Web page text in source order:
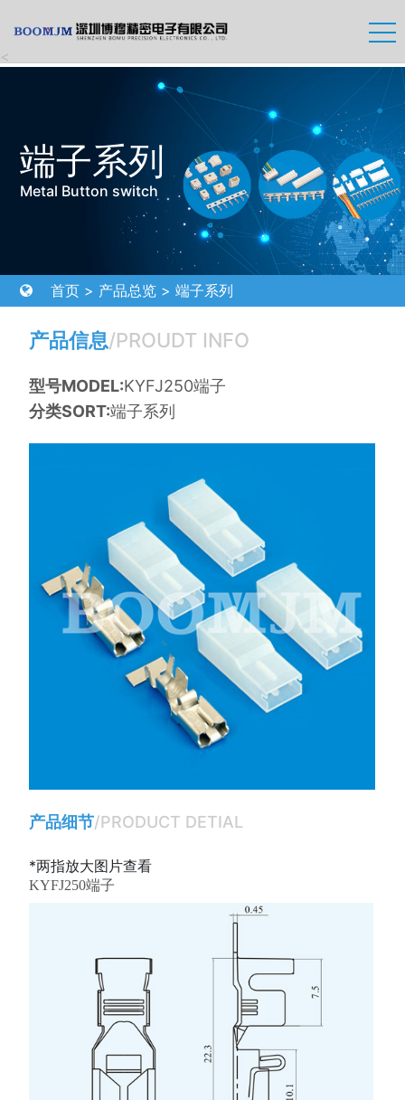
<
端子系列
Metal Button switch
首页 > 产品总览 >端子系列
产品信息/PROUDT INFO
型号MODEL:KYFJ250端子
分类SORT:端子系列
产品细节/PRODUCT DETIAL
*两指放大图片查看
KYFJ250端子